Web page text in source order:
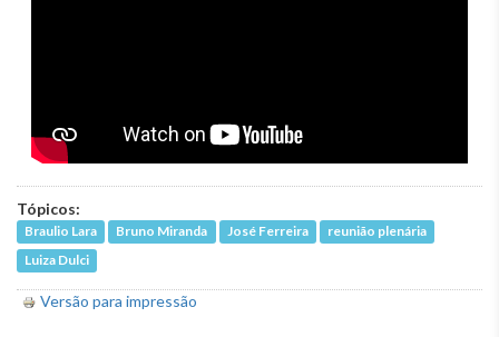
Tópicos:
Braulio Lara Bruno Miranda José Ferreira
reunião plenária
Luiza Dulci
Versão para impressão